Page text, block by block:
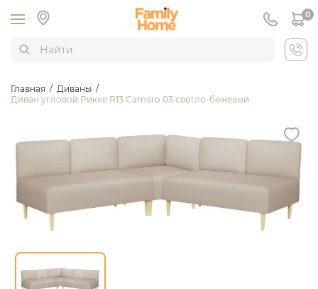
0
Главная / Диваны /
Диван угловой Рикке R13 Camaro 03 светло-бежевый